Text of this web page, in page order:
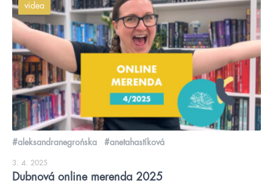
videa
#aleksandranegrońska #anetahastíková
3. 4. 2025
Dubnová online merenda 2025